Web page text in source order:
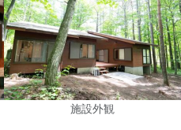
施設外観